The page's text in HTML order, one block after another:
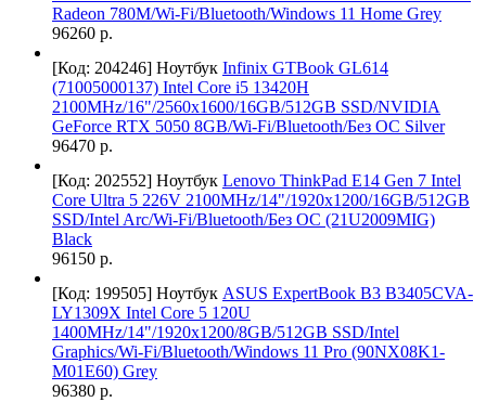
Radeon 780M/Wi-Fi/Bluetooth/Windows 11 Home Grey
96260 р.
[Код: 204246] Ноутбук Infinix GTBook GL614
(71005000137) Intel Core i5 13420H
2100MHz/16"/2560x1600/16GB/512GB SSD/NVIDIA
GeForce RTX 5050 8GB/Wi-Fi/Bluetooth/Без ОС Silver
96470 р.
[Код: 202552] Ноутбук Lenovo ThinkPad E14 Gen 7 Intel
Core Ultra 5 226V 2100MHz/14"/1920x1200/16GB/512GB
SSD/Intel Arc/Wi-Fi/Bluetooth/Без ОС (21U2009MIG)
Black
96150 р.
[Код: 199505] Ноутбук ASUS ExpertBook B3 B3405CVA-
LY1309X Intel Core 5 120U
1400MHz/14"/1920x1200/8GB/512GB SSD/Intel
Graphics/Wi-Fi/Bluetooth/Windows 11 Pro (90NX08K1-
M01E60) Grey
96380 р.